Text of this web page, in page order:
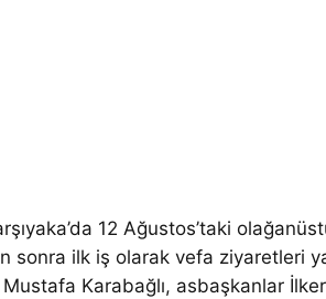
12 Ağustos’taki
sonra ilk iş olarak vefa ziyaretleri
Karabağlı, asbaşkanlar